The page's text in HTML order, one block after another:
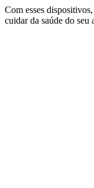
Com esses
cuidar da saúde do seu